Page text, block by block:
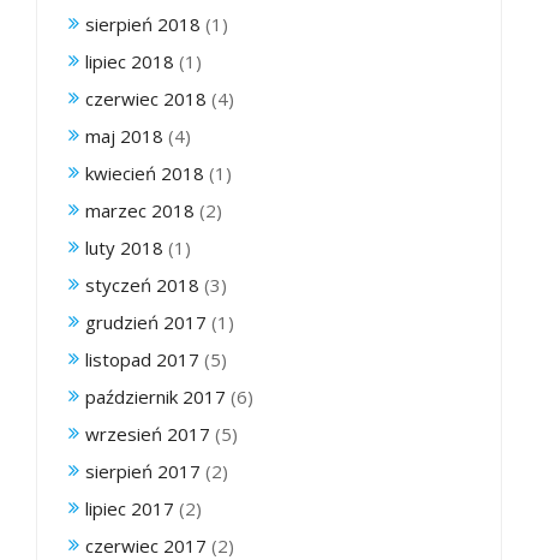
sierpień 2018 (1)
lipiec 2018 (1)
czerwiec 2018 (4)
maj 2018 (4)
kwiecień 2018 (1)
marzec 2018 (2)
luty 2018 (1)
styczeń 2018 (3)
grudzień 2017 (1)
listopad 2017 (5)
październik 2017 (6)
wrzesień 2017 (5)
sierpień 2017 (2)
lipiec 2017 (2)
czerwiec 2017 (2)